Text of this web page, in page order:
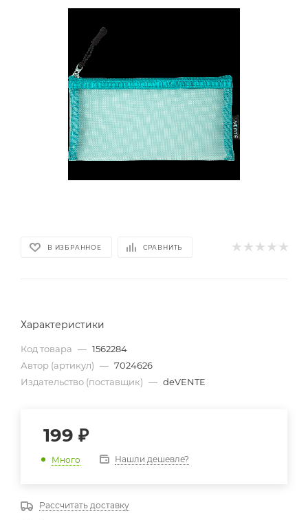
В ИЗБРАННОЕ СРАВНИТЬ
Характеристики
Код товара — 1562284
Автор (артикул) — 7024626
Издательство (поставщик) — deVENTE
199 ₽
Много Нашли дешевле?
Рассчитать доставку